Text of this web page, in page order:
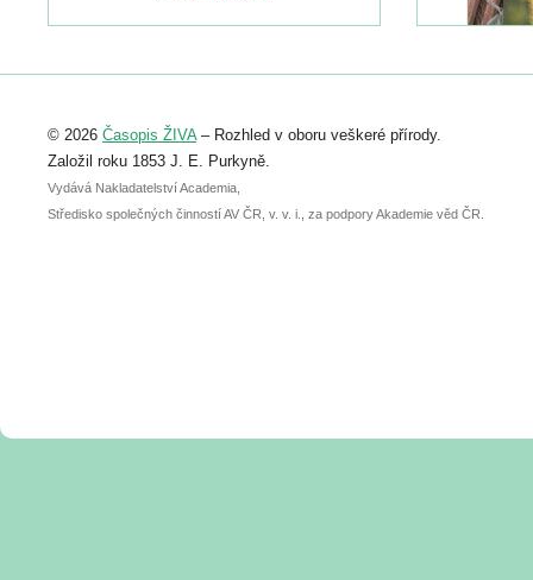
Registrovat se můžete do 6. září.
abstraktu přihlášené přednášky nebo
posteru je už 30. června.
© 2026 Časopis ŽIVA– Rozhled v oboru veškeré přírody.
Založil roku 1853 J. E. Purkyně.
Vydává Nakladatelství Academia,
Středisko společných činností AV ČR, v. v. i., za podpory Akademie věd ČR.